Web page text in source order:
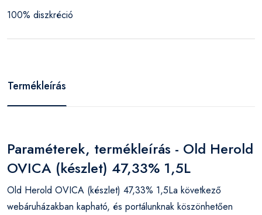
100% diszkréció
Termékleírás
Paraméterek, termékleírás - Old Herold
OVICA (készlet) 47,33% 1,5L
Old Herold OVICA (készlet) 47,33% 1,5La következő
webáruházakban kapható, és portálunknak köszönhetően